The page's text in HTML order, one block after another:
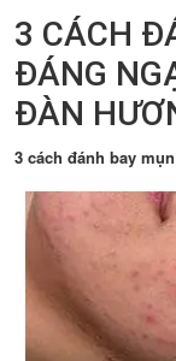
3 CÁCH
ĐÁNG
ĐÀN
3 cách đánh bay